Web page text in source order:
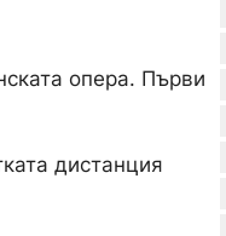
опера. Първи
дистанция